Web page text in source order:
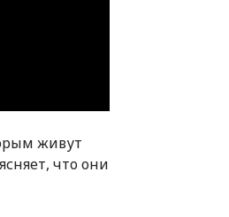
живут
что они